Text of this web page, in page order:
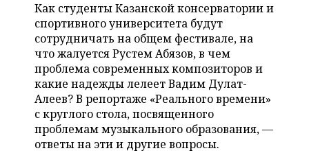
ОТКРЫТАЯ ЛЕКЦИЯ
БАСКЕТБОЛ
ВОЛЕЙБОЛ
КИБЕРСПОРТ
ФИГУРНОЕ КАТАНИЕ
ВОДНЫЕ ВИДЫ СПОРТА
ИНФРАСТРУКТУРА
ИСТОРИЯ
КУЛЬТУРА
МЕДИЦИНА
ОБРАЗОВАНИЕ
СПРАВОЧНИК
СПИСОК ПЕРСОН
СПИСОК КОМПАНИЙ
ПОЛНАЯ ВЕРСИЯ
Как студенты Казанской консерватории и
спортивного университета будут
сотрудничать на общем фестивале, на
что жалуется Рустем Абязов, в чем
проблема современных композиторов и
какие надежды лелеет Вадим Дулат-
Алеев? В репортаже «Реального времени»
с круглого стола, посвященного
проблемам музыкального образования, —
ответы на эти и другие вопросы.